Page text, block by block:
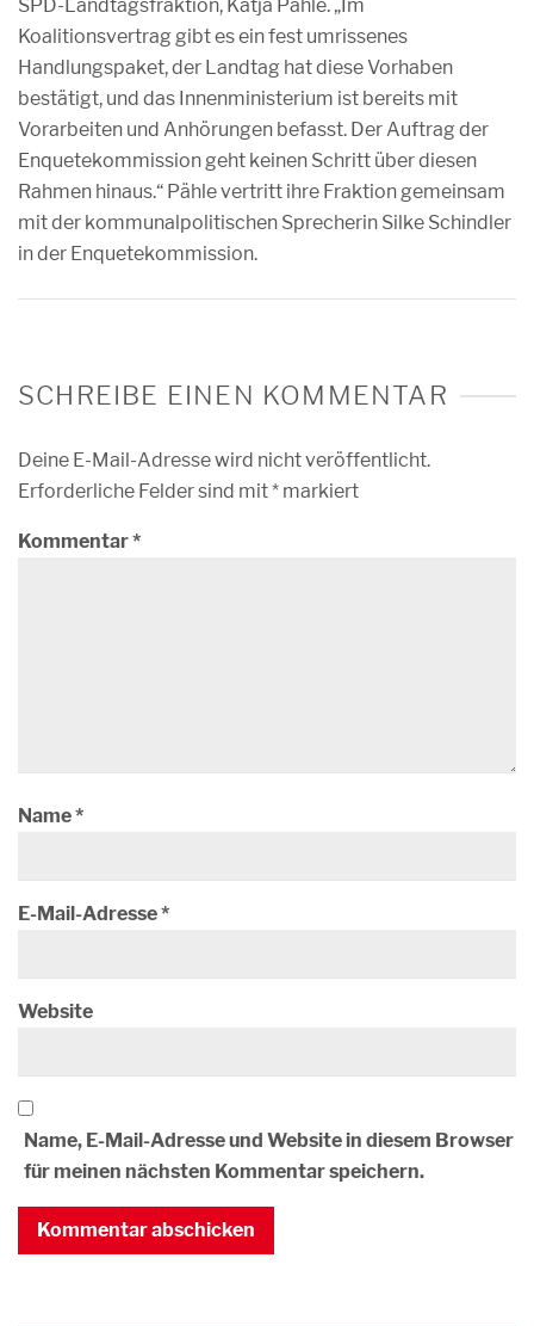
SPD-Landtagsfraktion, Katja Pähle. „Im
Koalitionsvertrag gibt es ein fest umrissenes
Handlungspaket, der Landtag hat diese Vorhaben
bestätigt, und das Innenministerium ist bereits mit
Vorarbeiten und Anhörungen befasst. Der Auftrag der
Enquetekommission geht keinen Schritt über diesen
Rahmen hinaus.“ Pähle vertritt ihre Fraktion gemeinsam
mit der kommunalpolitischen Sprecherin Silke Schindler
in der Enquetekommission.
SCHREIBE EINEN KOMMENTAR
Deine E-Mail-Adresse wird nicht veröffentlicht.
Erforderliche Felder sind mit* markiert
Kommentar*
Name*
E-Mail-Adresse*
Website
Name, E-Mail-Adresse und Website in diesem Browser
für meinen nächsten Kommentar speichern.